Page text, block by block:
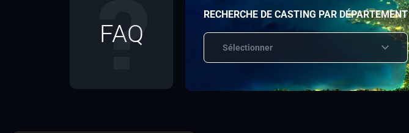
FAQ
RECHERCHE DE CASTING PAR DÉPARTEMENT
Sélectionner